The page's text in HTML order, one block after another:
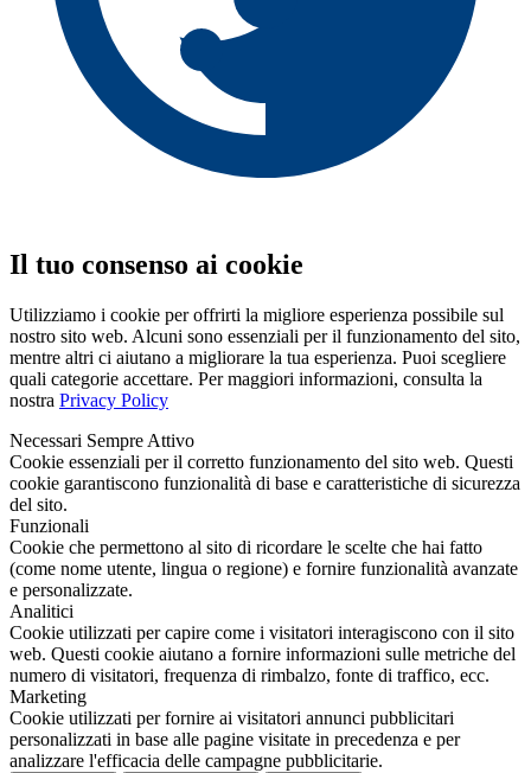
Il tuo consenso ai cookie
Utilizziamo i cookie per offrirti la migliore esperienza possibile sul
nostro sito web. Alcuni sono essenziali per il funzionamento del sito,
mentre altri ci aiutano a migliorare la tua esperienza. Puoi scegliere
quali categorie accettare. Per maggiori informazioni, consulta la
nostra Privacy Policy
Necessari Sempre Attivo
Cookie essenziali per il corretto funzionamento del sito web. Questi
cookie garantiscono funzionalità di base e caratteristiche di sicurezza
del sito.
Funzionali
Cookie che permettono al sito di ricordare le scelte che hai fatto
(come nome utente, lingua o regione) e fornire funzionalità avanzate
e personalizzate.
Analitici
Cookie utilizzati per capire come i visitatori interagiscono con il sito
web. Questi cookie aiutano a fornire informazioni sulle metriche del
numero di visitatori, frequenza di rimbalzo, fonte di traffico, ecc.
Marketing
Cookie utilizzati per fornire ai visitatori annunci pubblicitari
personalizzati in base alle pagine visitate in precedenza e per
analizzare l'efficacia delle campagne pubblicitarie.